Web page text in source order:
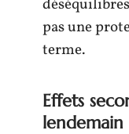
pas une
terme.
Effets
lendemain